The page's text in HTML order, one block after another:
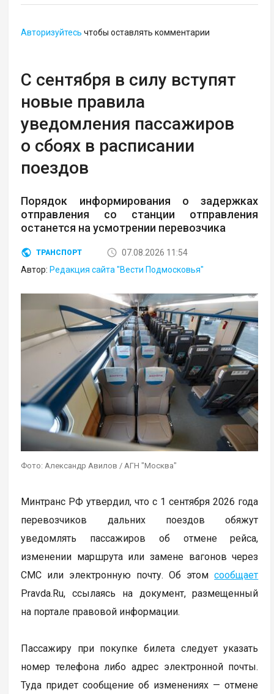
Авторизуйтесь чтобы оставлять комментарии
С сентября в силу вступят
новые правила
уведомления пассажиров
о сбоях в расписании
поездов
Порядок информирования о задержках
отправления со станции отправления
останется на усмотрении перевозчика
ТРАНСПОРТ
07.08.2026 11:54
Автор: Редакция сайта "Вести Подмосковья"
Фото: Александр Авилов / АГН "Москва"
Минтранс РФ утвердил, что с 1 сентября 2026 года
перевозчиков дальних поездов обяжут
уведомлять пассажиров об отмене рейса,
изменении маршрута или замене вагонов через
СМС или электронную почту. Об этомсообщает
Pravda.Ru, ссылаясь на документ, размещенный
на портале правовой информации.
Пассажиру при покупке билета следует указать
номер телефона либо адрес электронной почты.
Туда придет сообщение об изменениях — отмене